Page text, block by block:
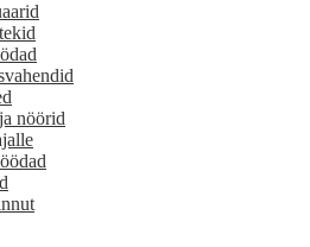
nöörid